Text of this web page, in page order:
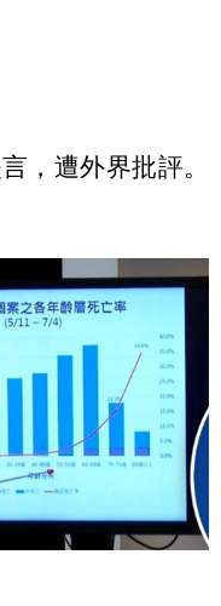
，遭外界批評。